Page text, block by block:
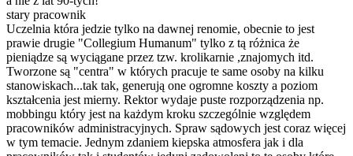
stary pracownik
Uczelnia która jedzie tylko na dawnej renomie, obecnie to jest
prawie drugie "Collegium Humanum" tylko z tą różnica że
pieniądze są wyciągane przez tzw. krolikarnie ,znajomych itd.
Tworzone są "centra" w których pracuje te same osoby na kilku
stanowiskach...tak tak, generują one ogromne koszty a poziom
kształcenia jest mierny. Rektor wydaje puste rozporządzenia np.
mobbingu który jest na każdym kroku szczególnie względem
pracowników administracyjnych. Spraw sądowych jest coraz więcej
w tym temacie. Jednym zdaniem kiepska atmosfera jak i dla